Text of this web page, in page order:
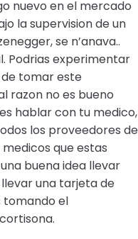
nuevo en el mercado
la supervision de un
se n’anava..
Podrias experimentar
de tomar este
razon no es bueno
hablar con tu medico,
los proveedores de
que estas
buena idea llevar
una tarjeta de
tomando el